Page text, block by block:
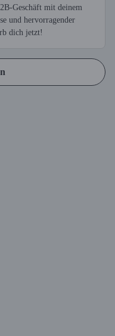
Geschäft mit deinem
und hervorragender
dich jetzt!